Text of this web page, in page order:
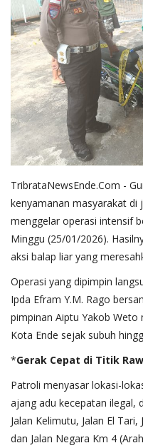
TribrataNewsEnde.Com -
kenyamanan masyarakat di
menggelar operasi intensif
Minggu (25/01/2026).
aksi balap liar yang
​Operasi yang dipimpin
Ipda Efram Y.M. Rago
pimpinan Aiptu Yakob
Kota Ende sejak subuh
*​Gerak Cepat di Titik
​Patroli menyasar lokasi-
ajang adu kecepatan ilegal,
​Jalan Kelimutu, Jalan El
dan Jalan Negara Km 4